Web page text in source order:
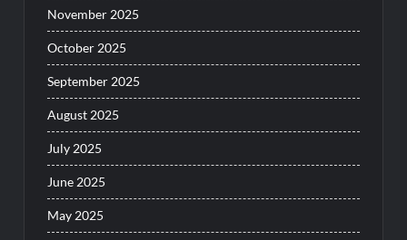
November 2025
October 2025
September 2025
August 2025
July 2025
June 2025
May 2025